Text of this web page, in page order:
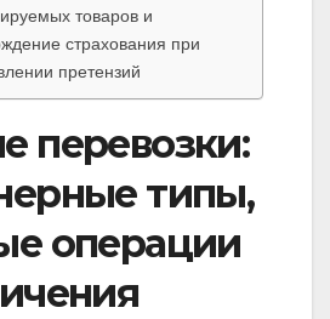
товаров и
страхования при
претензий
перевозки:
типы,
операции